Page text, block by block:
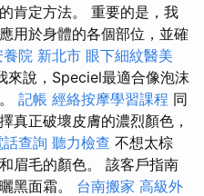
肯定方法。 重要的是，我
用於身體的各個部位，並確
養院 新北市 眼下細紋醫美
來說，Speciel最適合像泡沫
記帳 經絡按摩學習課程 同
真正破壞皮膚的濃烈顏色，
話查詢 聽力檢查 不想太棕
眉毛的顏色。 該客戶指南
黑面霜。 台南搬家 高級外